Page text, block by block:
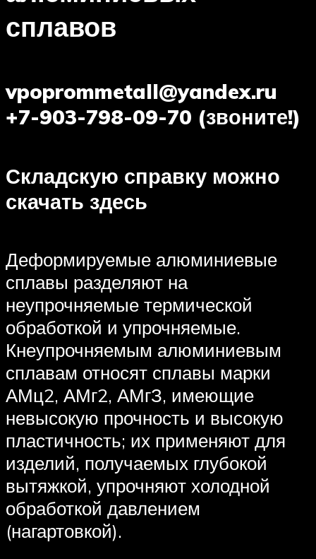
сплавов
vpoprommetall@yandex.ru
+7-903-798-09-70 (звоните!)
Складскую справку можно
скачать здесь
Деформируемые алюминиевые
сплавы разделяют на
неупрочняемые термической
обработкой и упрочняемые.
Кнеупрочняемым алюминиевым
сплавам относят сплавы марки
АМц2, АМг2, АМгЗ, имеющие
невысокую прочность и высокую
пластичность; их применяют для
изделий, получаемых глубокой
вытяжкой, упрочняют холодной
обработкой давлением
(нагартовкой).